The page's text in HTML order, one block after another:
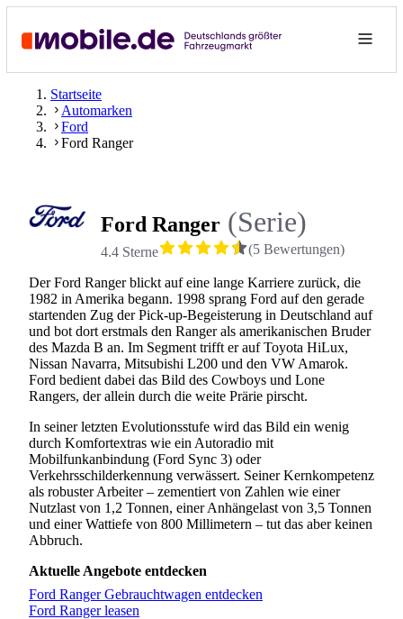
Startseite
Automarken
Ford
Ford Ranger
Ford Ranger (Serie)
4.4 Sterne (5 Bewertungen)
Der Ford Ranger blickt auf eine lange Karriere zurück, die
1982 in Amerika begann. 1998 sprang Ford auf den gerade
startenden Zug der Pick-up-Begeisterung in Deutschland auf
und bot dort erstmals den Ranger als amerikanischen Bruder
des Mazda B an. Im Segment trifft er auf Toyota HiLux,
Nissan Navarra, Mitsubishi L200 und den VW Amarok.
Ford bedient dabei das Bild des Cowboys und Lone
Rangers, der allein durch die weite Prärie pirscht.
In seiner letzten Evolutionsstufe wird das Bild ein wenig
durch Komfortextras wie ein Autoradio mit
Mobilfunkanbindung (Ford Sync 3) oder
Verkehrsschilderkennung verwässert. Seiner Kernkompetenz
als robuster Arbeiter – zementiert von Zahlen wie einer
Nutzlast von 1,2 Tonnen, einer Anhängelast von 3,5 Tonnen
und einer Wattiefe von 800 Millimetern – tut das aber keinen
Abbruch.
Aktuelle Angebote entdecken
Ford Ranger Gebrauchtwagen entdecken
Ford Ranger leasen